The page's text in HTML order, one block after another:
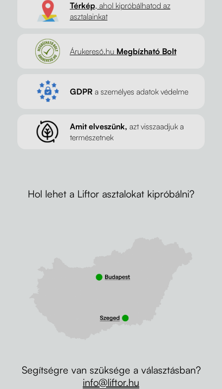
Térkép, ahol kipróbálhatod az
asztalainkat
Árukereső.hu Megbízható Bolt
GDPR a személyes adatok védelme
Amit elveszünk, azt visszaadjuk a
természetnek
Hol lehet a Liftor asztalokat kipróbálni?
Segítségre van szüksége a választásban?
info@liftor.hu